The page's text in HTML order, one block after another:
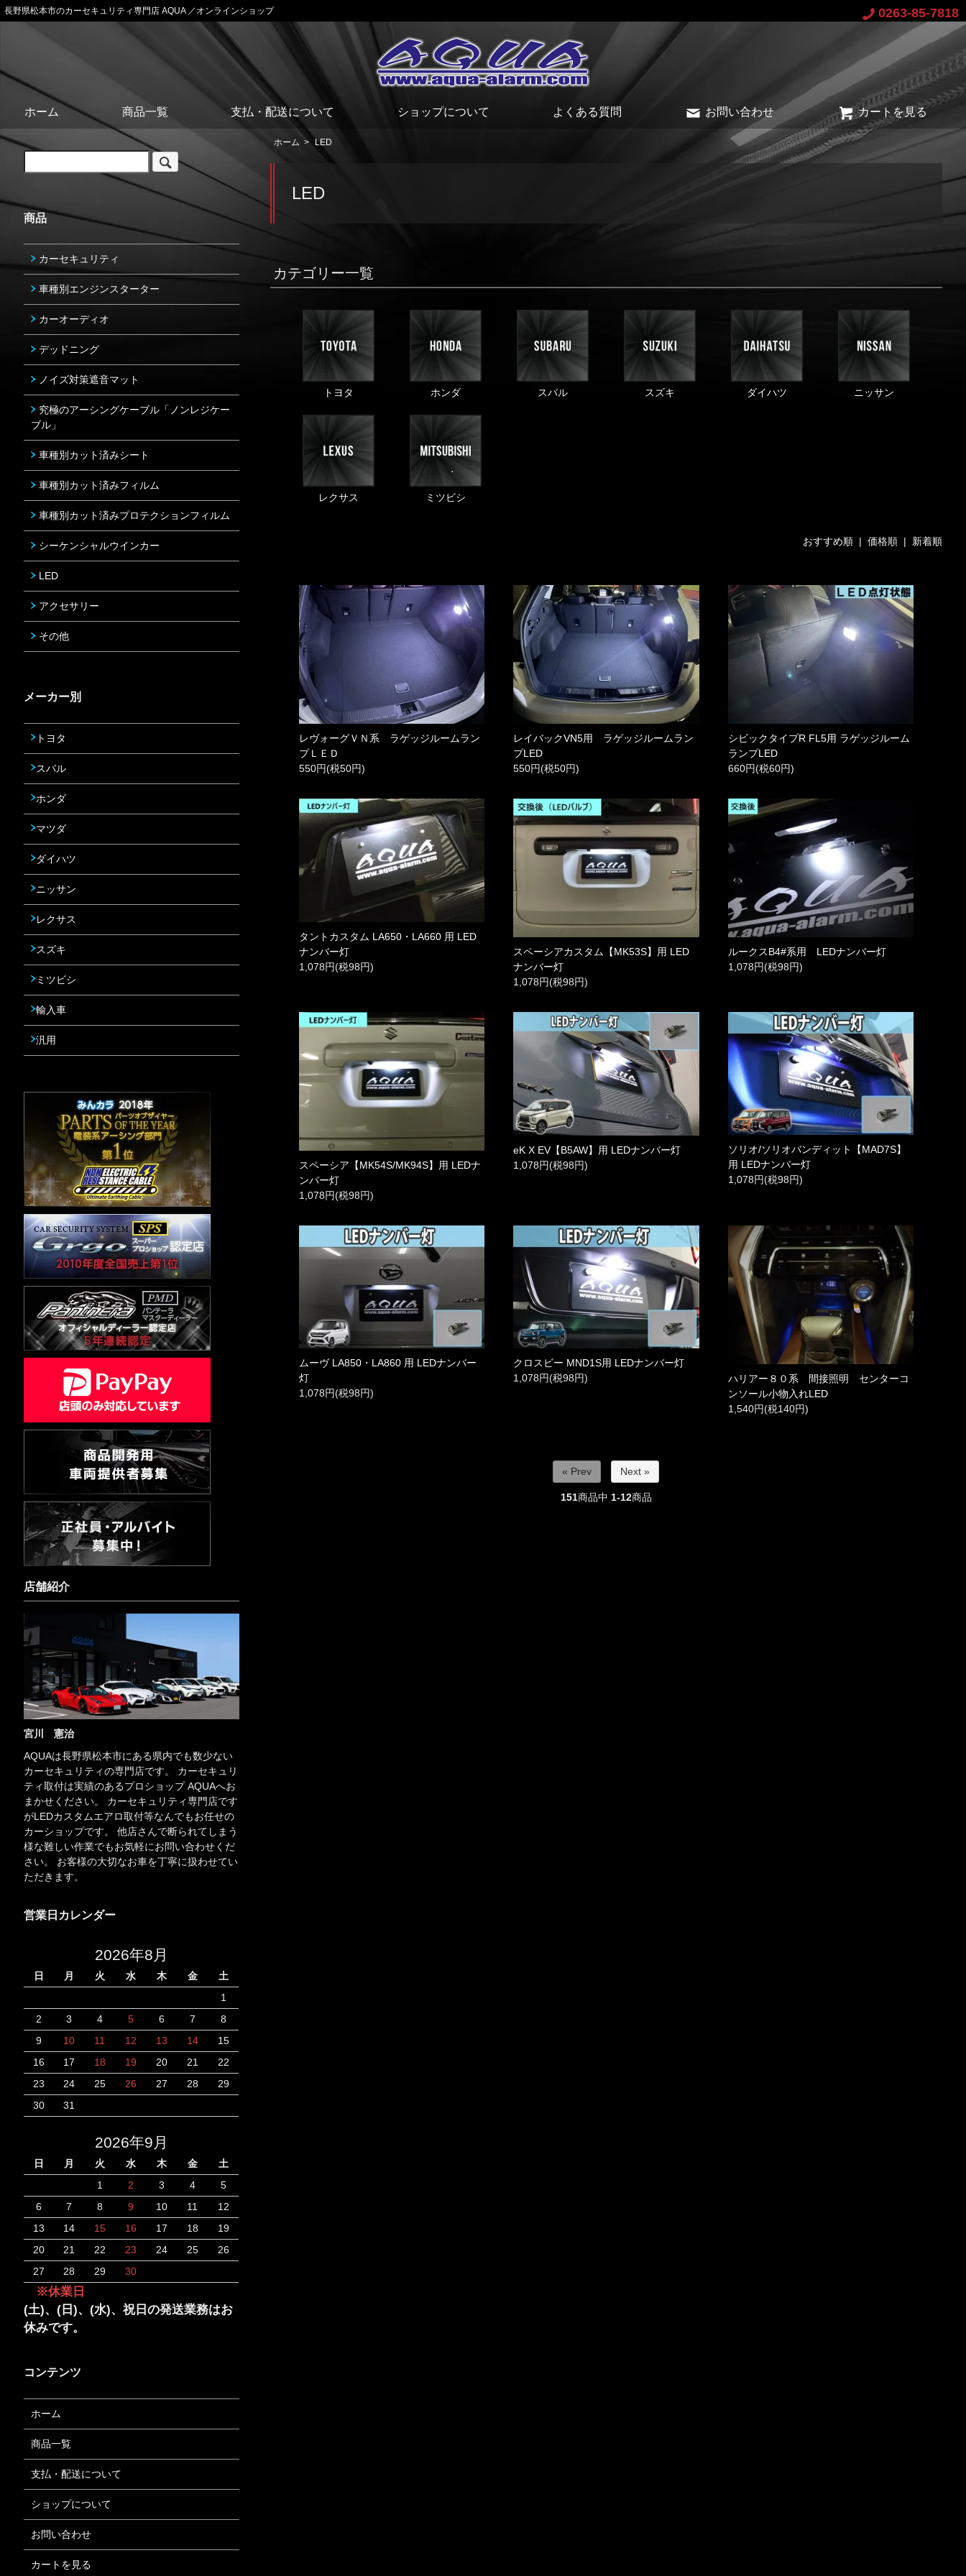
長野県松本市のカーセキュリティ専門店 AQUA ／オンラインショップ 0263-85-7818
ホーム 商品一覧 支払・配送について ショップについて よくある質問 お問い合わせ カートを見る
ホーム > LED
LED
カテゴリー一覧
トヨタ ホンダ スバル スズキ ダイハツ ニッサン
レクサス ミツビシ
おすすめ順| 価格順 | 新着順
レヴォーグＶＮ系 ラゲッジルームラン
プＬＥＤ
550円(税50円)
レイバックVN5用 ラゲッジルームラン
プLED
550円(税50円)
シビックタイプR FL5用 ラゲッジルーム
ランプLED
660円(税60円)
タントカスタム LA650・LA660 用 LED
ナンバー灯
1,078円(税98円)
スペーシアカスタム【MK53S】用 LED
ナンバー灯
1,078円(税98円)
ルークスB4#系用 LEDナンバー灯
1,078円(税98円)
スペーシア【MK54S/MK94S】用 LEDナ
ンバー灯
1,078円(税98円)
eK X EV【B5AW】用 LEDナンバー灯
1,078円(税98円)
ソリオ/ソリオバンディット【MAD7S】
用 LEDナンバー灯
1,078円(税98円)
ムーヴ LA850・LA860 用 LEDナンバー
灯
1,078円(税98円)
クロスビー MND1S用 LEDナンバー灯
1,078円(税98円)
ハリアー８０系 間接照明 センターコ
ンソール小物入れLED
1,540円(税140円)
« Prev Next »
151商品中 1-12商品
商品
カーセキュリティ
車種別エンジンスターター
カーオーディオ
デッドニング
ノイズ対策遮音マット
究極のアーシングケーブル「ノンレジケー
ブル」
車種別カット済みシート
車種別カット済みフィルム
車種別カット済みプロテクションフィルム
シーケンシャルウインカー
LED
アクセサリー
その他
メーカー別
トヨタ
スバル
ホンダ
マツダ
ダイハツ
ニッサン
レクサス
スズキ
ミツビシ
輸入車
汎用
店舗紹介
宮川 憲治
AQUAは長野県松本市にある県内でも数少ない
カーセキュリティの専門店です。 カーセキュリ
ティ取付は実績のあるプロショップ AQUAへお
まかせください。 カーセキュリティ専門店です
がLEDカスタムエアロ取付等なんでもお任せの
カーショップです。 他店さんで断られてしまう
様な難しい作業でもお気軽にお問い合わせくだ
さい。 お客様の大切なお車を丁寧に扱わせてい
ただきます。
営業日カレンダー
2026年8月
日 月 火 水 木 金
土
1
2
3 4 5 6 7
8
9
10 11 12 13 14
15
16
17 18 19 20 21
22
23
24 25 26 27 28
29
30
31
2026年9月
日 月 火 水 木 金
土
1
2 3 4
5
6
7 8 9 10 11
12
13
14 15 16 17 18
19
20
21 22 23 24 25
26
27
28 29 30
※休業日
(土)、(日)、(水)、祝日の発送業務はお
休みです。
コンテンツ
ホーム
商品一覧
支払・配送について
ショップについて
お問い合わせ
カートを見る